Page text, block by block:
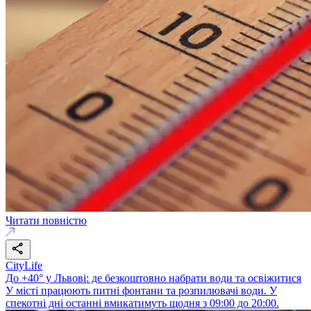
Читати повністю
CityLife
До +40° у Львові: де безкоштовно набрати води та освіжитися
У місті працюють питні фонтани та розпилювачі води. У
спекотні дні останні вмикатимуть щодня з 09:00 до 20:00.